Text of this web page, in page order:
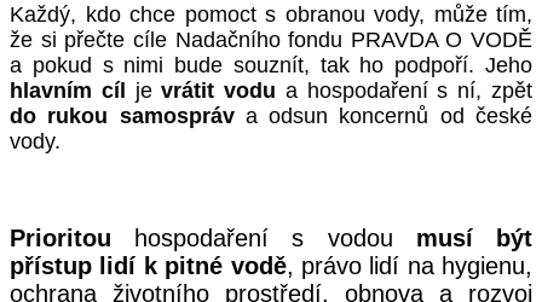
Každý, kdo chce pomoct s obranou vody, může tím,
že si přečte cíle Nadačního fondu PRAVDA O VODĚ
a pokud s nimi bude souznít, tak ho podpoří. Jeho
hlavním cíl jevrátit vodu a hospodaření s ní, zpět
do rukou samospráva odsun koncernů od české
vody.
Prioritou hospodaření s vodou musí být
přístup lidí k pitné vodě, právo lidí na hygienu,
ochrana životního prostředí, obnova a rozvoj